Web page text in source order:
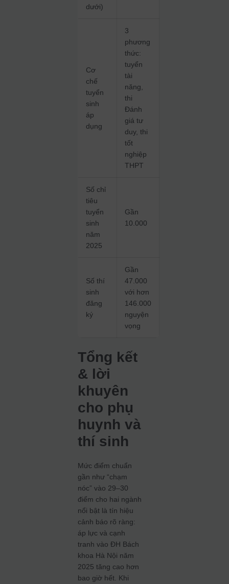
dưới)
Cơ
chế
tuyển
sinh
áp
dụng
3
phương
thức:
tuyển
tài
năng,
thi
Đánh
giá tư
duy, thi
tốt
nghiệp
THPT
Số chỉ
tiêu
tuyển
sinh
năm
2025
Gần
10.000
Số thí
sinh
đăng
ký
Gần
47.000
với hơn
146.000
nguyện
vọng
Tổng kết
& lời
khuyên
cho phụ
huynh và
thí sinh
Mức điểm chuẩn
gần như “chạm
nóc” vào 29–30
điểm cho hai ngành
nổi bật là tín hiệu
cảnh báo rõ ràng:
áp lực và cạnh
tranh vào ĐH Bách
khoa Hà Nội năm
2025 tăng cao hơn
bao giờ hết. Khi